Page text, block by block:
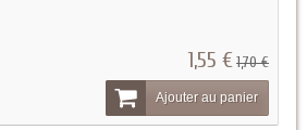
1,55 €1,70 €
Ajouter au panier